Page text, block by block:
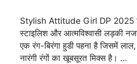
Stylish Attitude Girl DP 2025
स्टाइलिश और आत्मविश्वासी लड़की
एक रंग-बिरंगा हुडी पहना है जिसमें
नारंगी रंगों का खूबसूरत मिक्स है। …